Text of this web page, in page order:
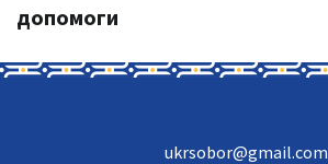
допомоги
ukrsobor@gmail.com